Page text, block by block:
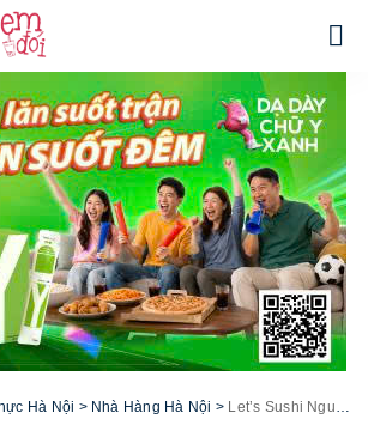
Hà Nội > Nhà Hàng Hà Nội > Let’s Sushi Nguyễn Văn Lộc – Điểm Đến Sushi Đa Dạng Tại Hà Đông